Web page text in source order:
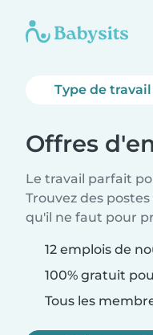
Type de travail
Offres
Le travail parfait
Trouvez des
qu'il ne faut pour
12 emplois de
100% gratuit
Tous les